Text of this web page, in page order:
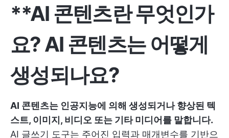
**AI 콘텐츠란 무엇인가
요? AI 콘텐츠는 어떻게
생성되나요?
AI 콘텐츠는 인공지능에 의해 생성되거나 향상된 텍
스트, 이미지, 비디오 또는 기타 미디어를 말합니다.
AI 글쓰기 도구는 주어진 입력과 매개변수를 기반으